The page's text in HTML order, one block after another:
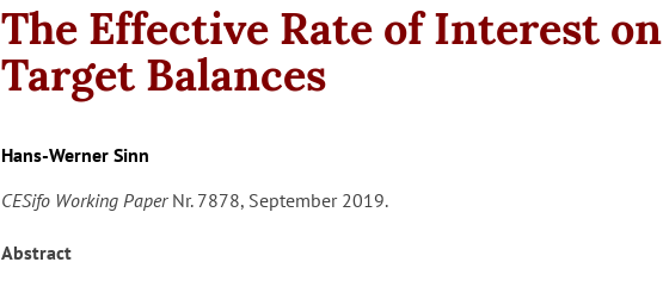
The Effective Rate of Interest on
Target Balances
Hans-Werner Sinn
CESifo Working PaperNr. 7878, September 2019.
Abstract